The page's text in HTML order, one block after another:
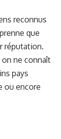
reconnus
que
réputation.
ne connaît
pays
ou encore